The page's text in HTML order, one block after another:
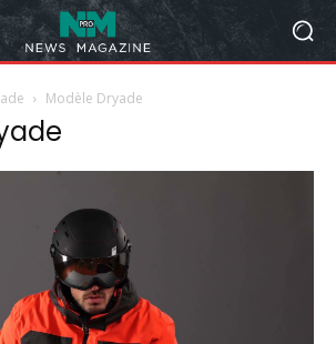
Modèle Dryade